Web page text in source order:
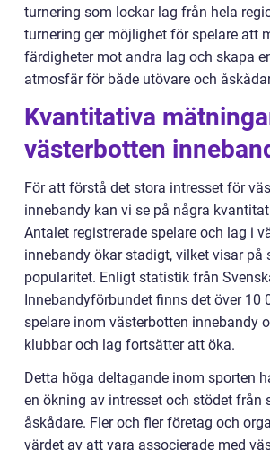
turnering som lockar lag från hela
turnering ger möjlighet för spelare att
färdigheter mot andra lag och skapa
atmosfär för både utövare och
Kvantitativa
västerbotten
För att förstå det stora intresset för
innebandy kan vi se på några
Antalet registrerade spelare och lag i
innebandy ökar stadigt, vilket visar på
popularitet. Enligt statistik från
Innebandyförbundet finns det över 10
spelare inom västerbotten innebandy
klubbar och lag fortsätter att öka.
Detta höga deltagande inom sporten
en ökning av intresset och stödet från
åskådare. Fler och fler företag och
värdet av att vara associerade med